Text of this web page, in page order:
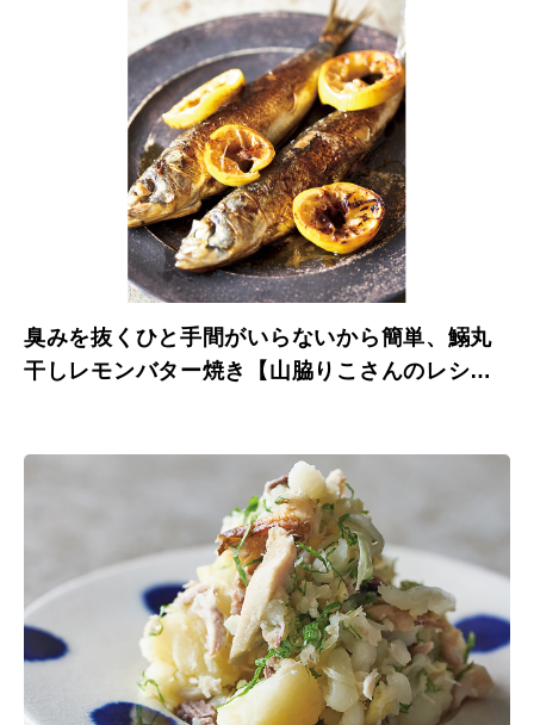
臭みを抜くひと手間がいらないから簡単、鰯丸
干しレモンバター焼き【山脇りこさんのレシ